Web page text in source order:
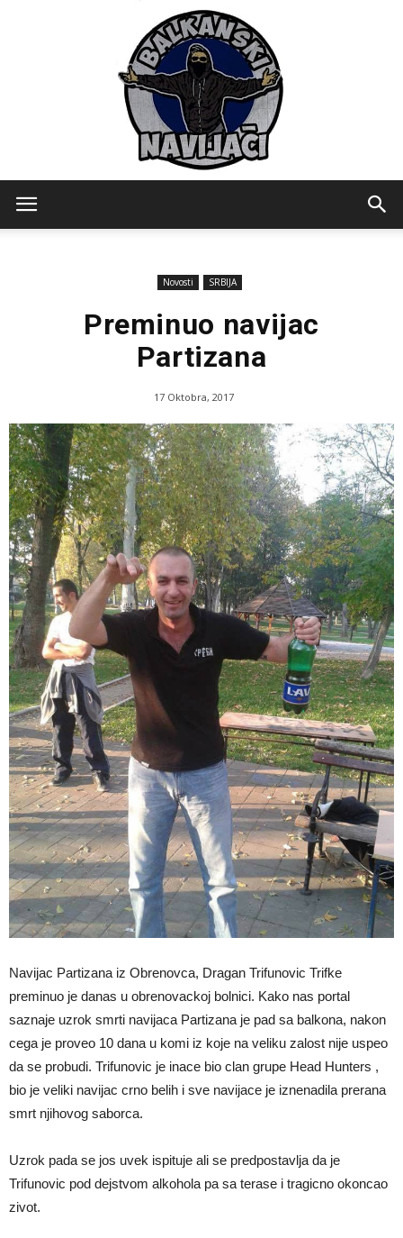
Novosti SRBIJA
Preminuo navijac
Partizana
17 Oktobra, 2017
Navijac Partizana iz Obrenovca, Dragan Trifunovic Trifke
preminuo je danas u obrenovackoj bolnici. Kako nas portal
saznaje uzrok smrti navijaca Partizana je pad sa balkona, nakon
cega je proveo 10 dana u komi iz koje na veliku zalost nije uspeo
da se probudi. Trifunovic je inace bio clan grupe Head Hunters ,
bio je veliki navijac crno belih i sve navijace je iznenadila prerana
smrt njihovog saborca.
Uzrok pada se jos uvek ispituje ali se predpostavlja da je
Trifunovic pod dejstvom alkohola pa sa terase i tragicno okoncao
zivot.